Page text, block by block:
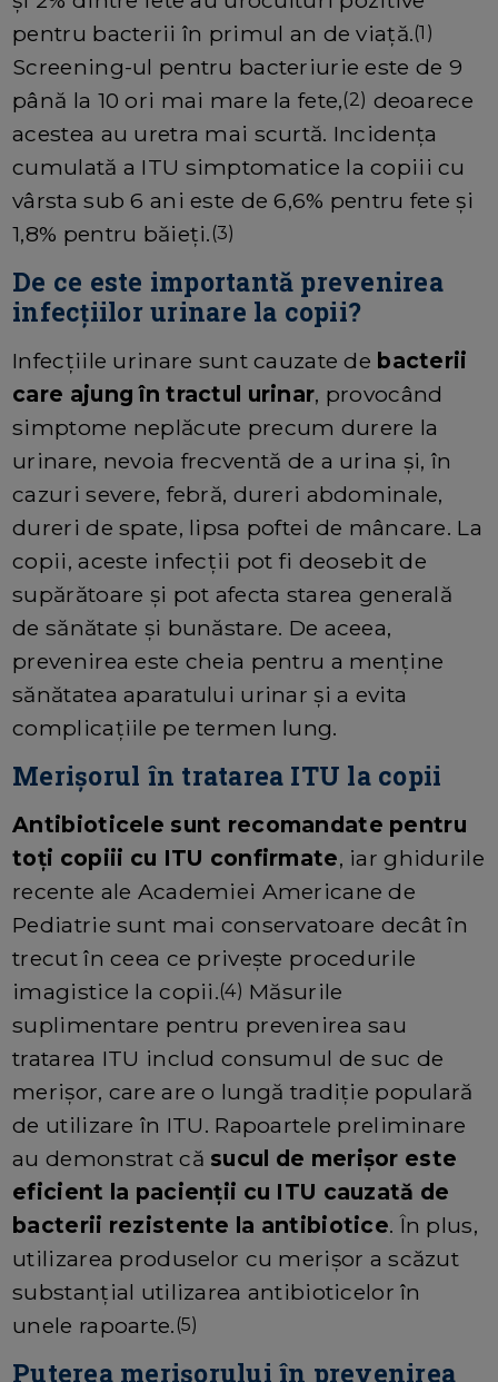
pentru bacterii în primul an de viață.(1)
Screening-ul pentru bacteriurie este de 9
până la 10 ori mai mare la fete,(2) deoarece
acestea au uretra mai scurtă. Incidența
cumulată a ITU simptomatice la copiii cu
vârsta sub 6 ani este de 6,6% pentru fete și
1,8% pentru băieți. (3)
De ce este importantă prevenirea
infecțiilor urinare la copii?
Infecțiile urinare sunt cauzate de bacterii
care ajung în tractul urinar, provocând
simptome neplăcute precum durere la
urinare, nevoia frecventă de a urina și, în
cazuri severe, febră, dureri abdominale,
dureri de spate, lipsa poftei de mâncare. La
copii, aceste infecții pot fi deosebit de
supărătoare și pot afecta starea generală
de sănătate și bunăstare. De aceea,
prevenirea este cheia pentru a menține
sănătatea aparatului urinar și a evita
complicațiile pe termen lung.
Merișorul în tratarea ITU la copii
Antibioticele sunt recomandate pentru
toți copiii cu ITU confirmate, iar ghidurile
recente ale Academiei Americane de
Pediatrie sunt mai conservatoare decât în
trecut în ceea ce privește procedurile
imagistice la copii.(4) Măsurile
suplimentare pentru prevenirea sau
tratarea ITU includ consumul de suc de
merișor, care are o lungă tradiție populară
de utilizare în ITU. Rapoartele preliminare
au demonstrat că sucul de merișor este
eficient la pacienții cu ITU cauzată de
bacterii rezistente la antibiotice. În plus,
utilizarea produselor cu merișor a scăzut
substanțial utilizarea antibioticelor în
unele rapoarte. (5)
Puterea merișorului în prevenirea